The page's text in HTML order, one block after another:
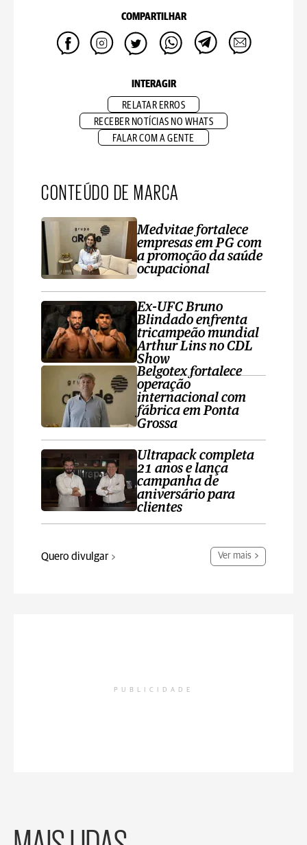
COMPARTILHAR
INTERAGIR
RELATAR ERROS
RECEBER NOTÍCIAS NO WHATS
FALAR COM A GENTE
CONTEÚDO DE MARCA
Medvitae fortalece
empresas em PG com
a promoção da saúde
ocupacional
Ex-UFC Bruno
Blindado enfrenta
tricampeão mundial
Arthur Lins no CDL
Show
Belgotex fortalece
operação
internacional com
fábrica em Ponta
Grossa
Ultrapack completa
21 anos e lança
campanha de
aniversário para
clientes
Quero divulgar Ver mais
PUBLICIDADE